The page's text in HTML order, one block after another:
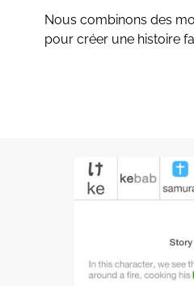
Nous combinons des
pour créer une histoire